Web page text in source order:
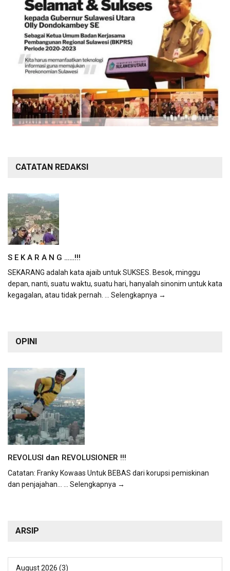
CATATAN REDAKSI
S E K A R A N G ……!!!
SEKARANG adalah kata ajaib untuk SUKSES. Besok, minggu
depan, nanti, suatu waktu, suatu hari, hanyalah sinonim untuk kata
kegagalan, atau tidak pernah. ... Selengkapnya →
OPINI
REVOLUSI dan REVOLUSIONER !!!
Catatan: Franky Kowaas Untuk BEBAS dari korupsi pemiskinan
dan penjajahan...
... Selengkapnya →
ARSIP
August 2026 (3)